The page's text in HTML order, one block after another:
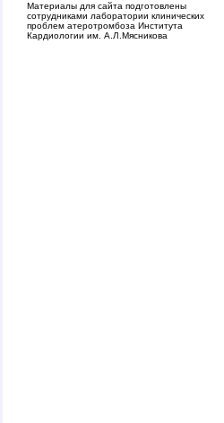
Материалы для сайта подготовлены
сотрудниками лаборатории клинических
проблем атеротромбоза Института
Кардиологии им. А.Л.Мясникова